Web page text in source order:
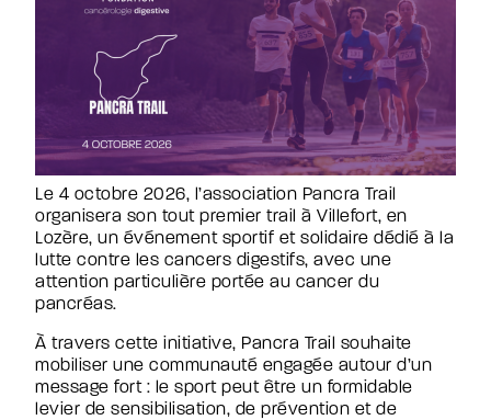
Les bases de données ARCAD
Les publications des Arcad group
Newsroom
Actualités
Webconférences
Événements sportifs
Podcasts
Hackathon
Agir avec nous
Pourquoi donner ?
J’agis en tant que particulier
In memoriam
Faire un don
Le 4 octobre 2026, l’association Pancra Trail
organisera son tout premier trail à Villefort, en
Lozère, un événement sportif et solidaire dédié à la
lutte contre les cancers digestifs, avec une
attention particulière portée au cancer du
pancréas.
À travers cette initiative, Pancra Trail souhaite
mobiliser une communauté engagée autour d’un
message fort : le sport peut être un formidable
levier de sensibilisation, de prévention et de